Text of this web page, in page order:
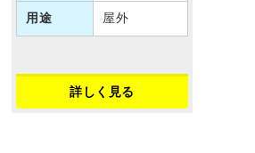
用途 屋外
詳しく見る